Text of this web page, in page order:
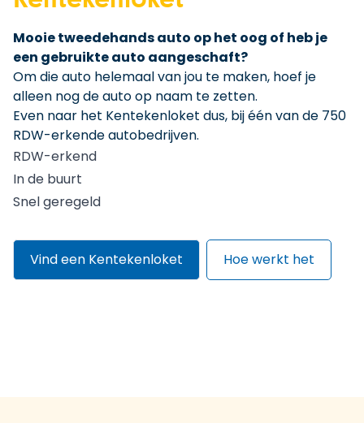
Mooie tweedehands auto op het oog of heb je
een gebruikte auto aangeschaft?
Om die auto helemaal van jou te maken, hoef je
alleen nog de auto op naam te zetten.
Even naar het Kentekenloket dus, bij één van de 750
RDW-erkende autobedrijven.
RDW-erkend
In de buurt
Snel geregeld
Vind een Kentekenloket Hoe werkt het